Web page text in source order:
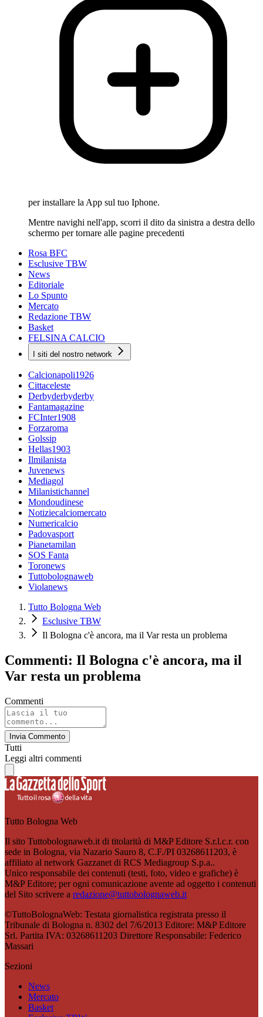
per installare la App sul tuo Iphone.
Mentre navighi nell'app, scorri il dito da sinistra a destra dello
schermo per tornare alle pagine precedenti
Rosa BFC
Esclusive TBW
News
Editoriale
Lo Spunto
Mercato
Redazione TBW
Basket
FELSINA CALCIO
I siti del nostro network
Calcionapoli1926
Cittaceleste
Derbyderbyderby
Fantamagazine
FCInter1908
Forzaroma
Golssip
Hellas1903
Ilmilanista
Juvenews
Mediagol
Milanistichannel
Mondoudinese
Notiziecalciomercato
Numericalcio
Padovasport
Pianetamilan
SOS Fanta
Toronews
Tuttobolognaweb
Violanews
Tutto Bologna Web
Esclusive TBW
Il Bologna c'è ancora, ma il Var resta un problema
Commenti: Il Bologna c'è ancora, ma il
Var resta un problema
Commenti
Invia Commento
Tutti
Leggi altri commenti
Tutto Bologna Web
Il sito Tuttobolognaweb.it di titolarità di M&P Editore S.r.l.c.r. con
sede in Bologna, via Nazario Sauro 8, C.F./PI 03268611203, è
affiliato al network Gazzanet di RCS Mediagroup S.p.a..
Unico responsabile dei contenuti (testi, foto, video e grafiche) è
M&P Editore; per ogni comunicazione avente ad oggetto i contenuti
del Sito scrivere a redazione@tuttobolognaweb.it
©TuttoBolognaWeb: Testata giornalistica registrata presso il
Tribunale di Bologna n. 8302 del 7/6/2013 Editore: M&P Editore
Srl. Partita IVA: 03268611203 Direttore Responsabile: Federico
Massari
Sezioni
News
Mercato
Basket